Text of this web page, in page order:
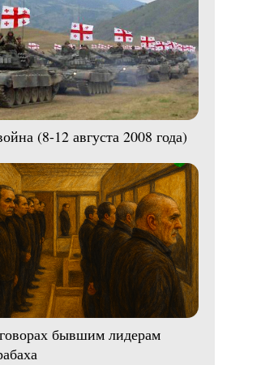
(8-12 августа 2008 года)
бывшим лидерам